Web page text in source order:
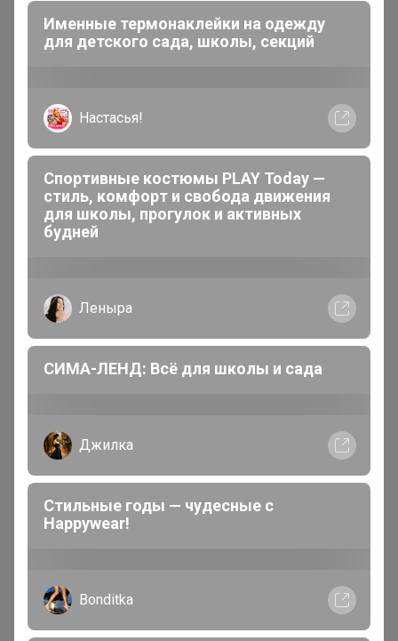
20 мая, 2026 01:24
выкуп? И второй вопрос, как с пересортом по цвету,
чтобы не попасть в просак?
Володенка
Магистр
единственный дистрибьютор в регионе Grass, а
значит самые низкие цены на чудо-средства для
клининга и автохимию только здесь! СКИДКИ ДО
80%! (Энтузиаст)"
Здравствуйте. Подскажите, у меня был выбран гель
для стирки подешевле, по акции. Появился
более дорогой, я его не заказывала. Хоть бы написали,
спросили. Я оплачу конечно. Но больше я здесь не
средствами плачу, а своими.
Именные термонаклейки на одежду
для детского сада, школы, секций
Настасья!
Спортивные костюмы PLAY Today —
стиль, комфорт и свобода движения
для школы, прогулок и активных
будней
Леныра
СИМА-ЛЕНД: Всё для школы и сада
Джилка
Стильные годы — чудесные с
Happywear!
Bonditka